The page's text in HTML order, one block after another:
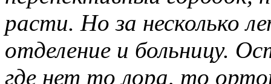
расти. Но за несколько
отделение и больницу.
где нет то лора, то